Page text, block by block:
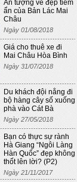
Xe cưới 4
Ấn tượng vẻ đẹp tiềm
ẩn của Bản Lác Mai
Châu
Ngày 01/08/2018
Giá cho thuê xe đi
Mai Châu Hòa Bình
Ngày 31/07/2018
Du khách đội nắng đi
bộ hàng cây số xuống
phà vào Cát Bà
Ngày 27/05/2018
Bạn có thực sự rành
Hà Giang “Ngôi Làng
Hàn Quốc” đẹp không
thốt lên lời? (P2)
Ngày 21/11/2017